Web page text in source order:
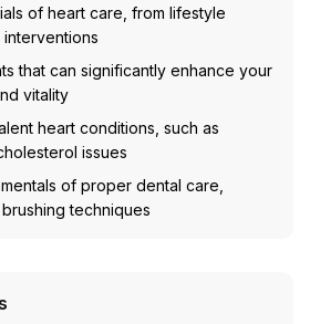
of heart care, from lifestyle
that can significantly enhance your
vitality
heart conditions, such as
issues
of proper dental care,
techniques